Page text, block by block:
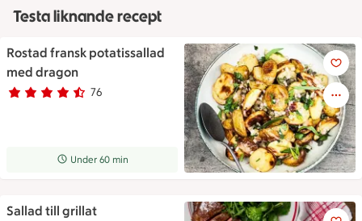
Testa liknande recept
Rostad fransk potatissallad
med dragon
Betyg 4.7 av 5. 76
76 personer har röstat
Receptet tar Under 60 min att tillaga
Under 60 min
Rostad fransk potatissallad
Sallad till grillat En fräsch blandad